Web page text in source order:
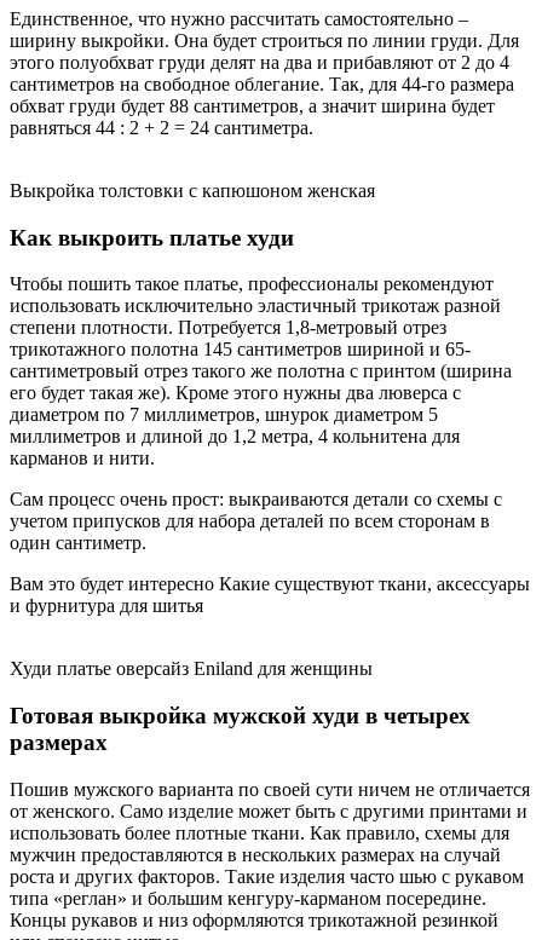
Единственное, что нужно рассчитать самостоятельно –
ширину выкройки. Она будет строиться по линии груди. Для
этого полуобхват груди делят на два и прибавляют от 2 до 4
сантиметров на свободное облегание. Так, для 44-го размера
обхват груди будет 88 сантиметров, а значит ширина будет
равняться 44 : 2 + 2 = 24 сантиметра.
Выкройка толстовки с капюшоном женская
Как выкроить платье худи
Чтобы пошить такое платье, профессионалы рекомендуют
использовать исключительно эластичный трикотаж разной
степени плотности. Потребуется 1,8-метровый отрез
трикотажного полотна 145 сантиметров шириной и 65-
сантиметровый отрез такого же полотна с принтом (ширина
его будет такая же). Кроме этого нужны два люверса с
диаметром по 7 миллиметров, шнурок диаметром 5
миллиметров и длиной до 1,2 метра, 4 кольнитена для
карманов и нити.
Сам процесс очень прост: выкраиваются детали со схемы с
учетом припусков для набора деталей по всем сторонам в
один сантиметр.
Вам это будет интересно Какие существуют ткани, аксессуары
и фурнитура для шитья
Худи платье оверсайз Eniland для женщины
Готовая выкройка мужской худи в четырех
размерах
Пошив мужского варианта по своей сути ничем не отличается
от женского. Само изделие может быть с другими принтами и
использовать более плотные ткани. Как правило, схемы для
мужчин предоставляются в нескольких размерах на случай
роста и других факторов. Такие изделия часто шью с рукавом
типа «реглан» и большим кенгуру-карманом посередине.
Концы рукавов и низ оформляются трикотажной резинкой